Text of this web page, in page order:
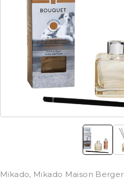
Mikado, Mikado Maison Berger